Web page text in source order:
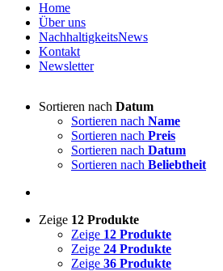
Home
Über uns
NachhaltigkeitsNews
Kontakt
Newsletter
Sortieren nach Datum
Sortieren nach Name
Sortieren nach Preis
Sortieren nach Datum
Sortieren nach Beliebtheit
Zeige 12 Produkte
Zeige 12 Produkte
Zeige 24 Produkte
Zeige 36 Produkte